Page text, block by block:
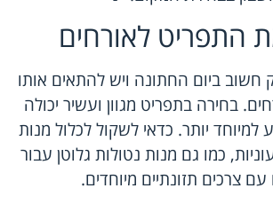
התפריט לאורחים
ביום החתונה ויש להתאים אותו
בחירה בתפריט מגוון ועשיר יכולה
למיוחד יותר. כדאי לשקול לכלול מנות
כמו גם מנות נטולות גלוטן עבור
עם צרכים תזונתיים מיוחדים.